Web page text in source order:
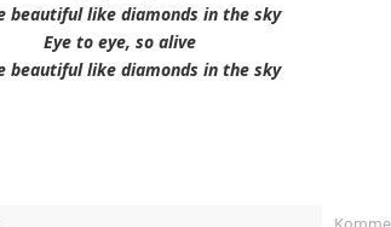
beautiful like diamonds in the sky
Eye to eye, so alive
beautiful like diamonds in the sky